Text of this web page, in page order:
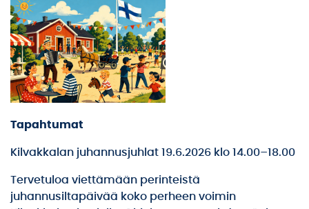
Tapahtumat
Kilvakkalan juhannusjuhlat 19.6.2026 klo 14.00–18.00
Tervetuloa viettämään perinteistä
juhannusiltapäivää koko perheen voimin